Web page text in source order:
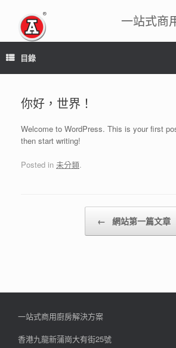
容
一站式商
目錄
你好，世界！
Welcome to WordPress. This is your first
then start writing!
Posted in 未分類.
← 網站第一篇文章
一站式商用廚房解決方案
香港九龍新蒲崗大有街25號